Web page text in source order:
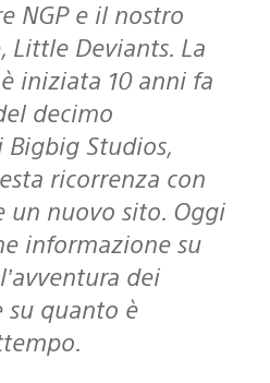
NGP e il nostro
Little Deviants. La
iniziata 10 anni fa
decimo
Studios,
ricorrenza con
un nuovo sito. Oggi
informazione su
dei
su quanto è